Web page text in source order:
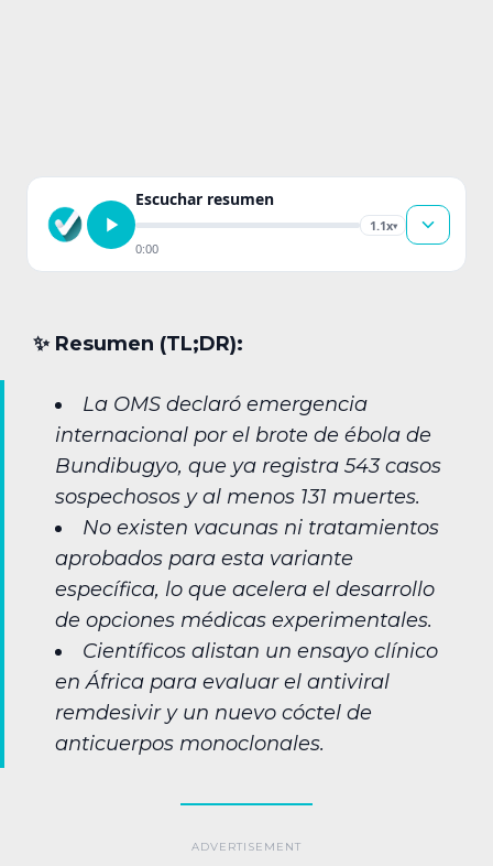
Escuchar resumen
1.1x▾
0:00
✨︎ Resumen (TL;DR):
La OMS declaró emergencia
internacional por el brote de ébola de
Bundibugyo, que ya registra 543 casos
sospechosos y al menos 131 muertes.
No existen vacunas ni tratamientos
aprobados para esta variante
específica, lo que acelera el desarrollo
de opciones médicas experimentales.
Científicos alistan un ensayo clínico
en África para evaluar el antiviral
remdesivir y un nuevo cóctel de
anticuerpos monoclonales.